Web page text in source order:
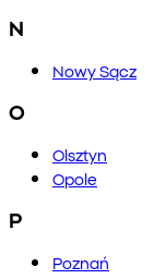
N
Nowy Sącz
O
Olsztyn
Opole
P
Poznań